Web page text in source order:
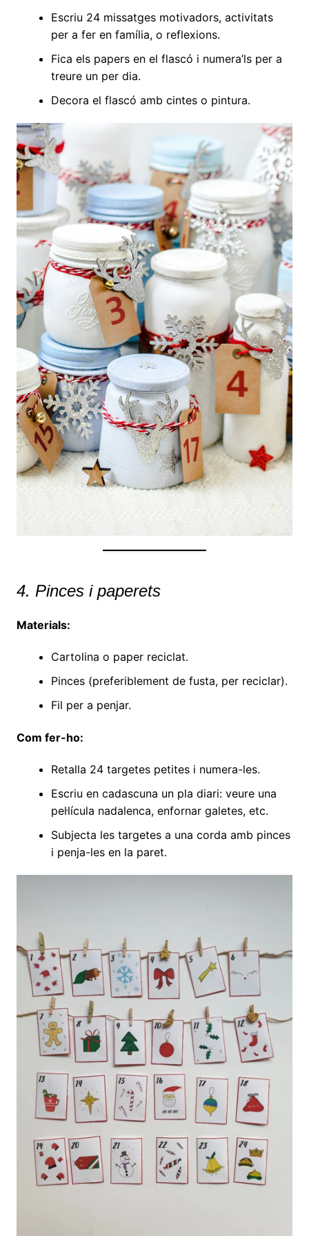
Escriu 24 missatges motivadors, activitats
per a fer en família, o reflexions.
Fica els papers en el flascó i numera’ls per a
treure un per dia.
Decora el flascó amb cintes o pintura.
4. Pinces i paperets
Materials:
Cartolina o paper reciclat.
Pinces (preferiblement de fusta, per reciclar).
Fil per a penjar.
Com fer-ho:
Retalla 24 targetes petites i numera-les.
Escriu en cadascuna un pla diari: veure una
pel·lícula nadalenca, enfornar galetes, etc.
Subjecta les targetes a una corda amb pinces
i penja-les en la paret.